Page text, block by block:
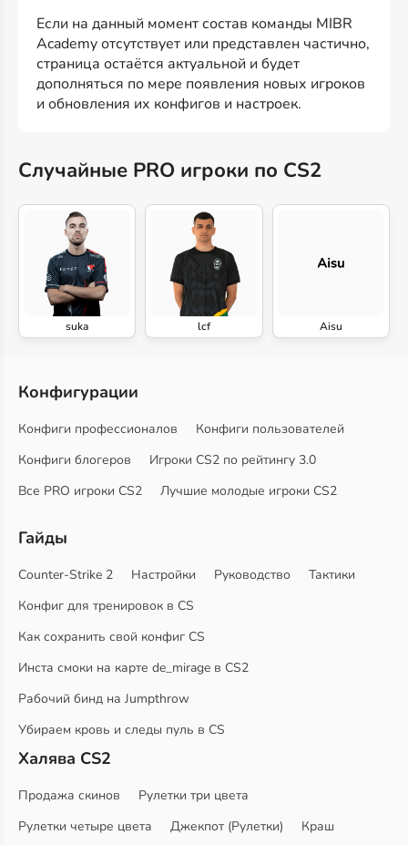
Если на данный момент состав команды MIBR
Academy отсутствует или представлен частично,
страница остаётся актуальной и будет
дополняться по мере появления новых игроков
и обновления их конфигов и настроек.
Случайные PRO игроки по CS2
suka lcf Aisu
Конфигурации
Конфиги профессионалов
Конфиги пользователей
Конфиги блогеров
Игроки CS2 по рейтингу 3.0
Все PRO игроки CS2
Лучшие молодые игроки CS2
Гайды
Counter-Strike 2 Настройки Руководство
Тактики
Конфиг для тренировок в CS
Как сохранить свой конфиг CS
Инста смоки на карте de_mirage в CS2
Рабочий бинд на Jumpthrow
Убираем кровь и следы пуль в CS
Халява CS2
Продажа скинов
Рулетки три цвета
Рулетки четыре цвета
Джекпот (Рулетки)
Краш